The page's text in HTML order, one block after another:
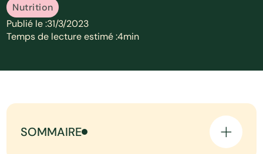
Nutrition
Publié le :31/3/2023
Temps de lecture estimé :4min
SOMMAIRE